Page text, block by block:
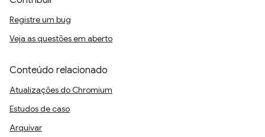
Registre um bug
Veja as questões em aberto
Conteúdo relacionado
Atualizações do Chromium
Estudos de caso
Arquivar